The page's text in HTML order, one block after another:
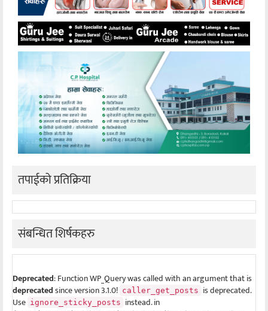
तपाईको प्रतिक्रिया
संबन्धित शिर्षकहरु
Deprecated: Function WP_Query was called with an argument that is
deprecatedsince version 3.1.0! caller_get_posts is deprecated.
Use ignore_sticky_posts instead. in